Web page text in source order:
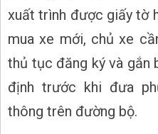
xuất trình được giấy tờ
mua xe mới, chủ xe
thủ tục đăng ký và gắn
định trước khi đưa
thông trên đường bộ.